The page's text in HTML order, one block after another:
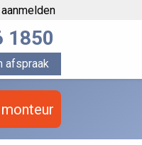
1850
afspraak
Zoek monteur